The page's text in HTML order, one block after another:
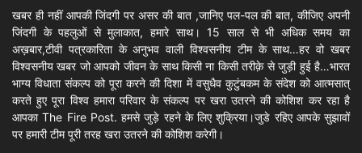
खबर ही नहीं आपकी जिंदगी पर असर की बात ,जानिए पल-पल की बात, कीजिए अपनी
जिंदगी के पहलुओं से मुलाकात, हमारे साथ। 15 साल से भी अधिक समय का
अख़बार,टीवी पत्रकारिता के अनुभव वाली विश्वसनीय टीम के साथ…हर वो खबर
विश्वसनीय खबर जो आपको जीवन के साथ किसी ना किसी तरीक़े से जुड़ी हुई है…भारत
भाग्य विधाता संकल्प को पूरा करने की दिशा में वसुधैव कुटुंबकम के संदेश को आत्मसात्
करते हुए पूरा विश्व हमारा परिवार के संकल्प पर खरा उतरने की कोशिश कर रहा है
आपका The Fire Post. हमसे जुड़े रहने के लिए शुक्रिया।जुडे रहिए आपके सुझावों
पर हमारी टीम पूरी तरह खरा उतरने की कोशिश करेगी।